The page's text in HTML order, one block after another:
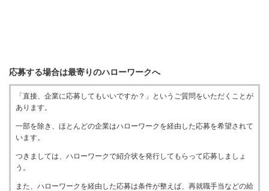
応募する場合は最寄りのハローワークへ
「直接、企業に応募してもいいですか？」というご質問をいただくことが
あります。
一部を除き、ほとんどの企業はハローワークを経由した応募を希望されて
います。
つきましては、ハローワークで紹介状を発行してもらって応募しましょ
う。
また、ハローワークを経由した応募は条件が整えば、再就職手当などの給